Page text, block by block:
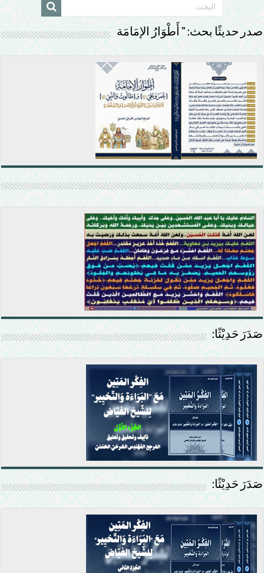
صدر حديثًا بحث: ” أَطْوَارُ الإمَامَة
صَدَرَ حَدِيْثًا:
صَدَرَ حَدِيْثًا: